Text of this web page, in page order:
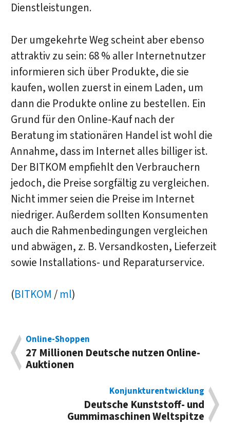
Dienstleistungen.
Der umgekehrte Weg scheint aber ebenso
attraktiv zu sein: 68 % aller Internetnutzer
informieren sich über Produkte, die sie
kaufen, wollen zuerst in einem Laden, um
dann die Produkte online zu bestellen. Ein
Grund für den Online-Kauf nach der
Beratung im stationären Handel ist wohl die
Annahme, dass im Internet alles billiger ist.
Der BITKOM empfiehlt den Verbrauchern
jedoch, die Preise sorgfältig zu vergleichen.
Nicht immer seien die Preise im Internet
niedriger. Außerdem sollten Konsumenten
auch die Rahmenbedingungen vergleichen
und abwägen, z. B. Versandkosten, Lieferzeit
sowie Installations- und Reparaturservice.
(BITKOM / ml)
Online-Shoppen
27 Millionen Deutsche nutzen Online-
Auktionen
Konjunkturentwicklung
Deutsche Kunststoff- und
Gummimaschinen Weltspitze